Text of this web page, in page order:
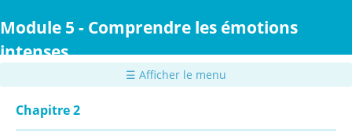
au
principal
Module 5 - Comprendre les émotions
intenses
☰ Afficher le menu
Chapitre 2